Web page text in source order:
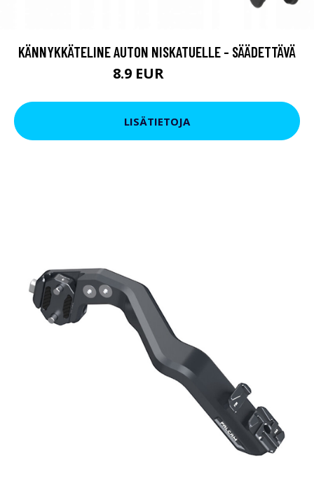
KÄNNYKKÄTELINE AUTON NISKATUELLE - SÄÄDETTÄVÄ
8.9 EUR
LISÄTIETOJA